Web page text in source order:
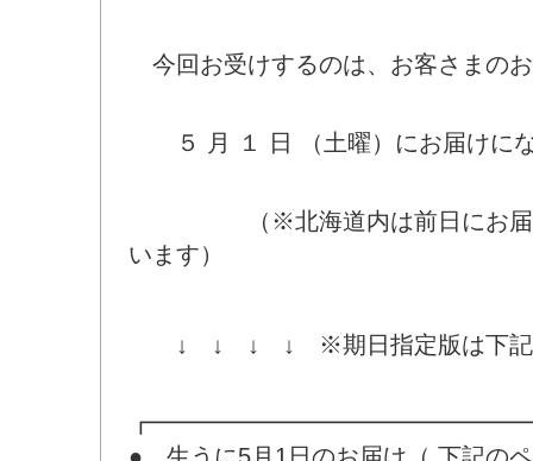
今回お受けするのは、お客さまの
５ 月 １ 日 （土曜）にお届けに
（※北海道内は前日にお届け
います）
↓ ↓ ↓ ↓ ※期日指定版は下記